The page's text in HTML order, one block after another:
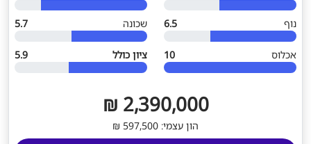
נוף 6.5 שכונה 5.7
אכלוס 10 ציון כולל 5.9
2,390,000 ₪
הון עצמי: 597,500 ₪